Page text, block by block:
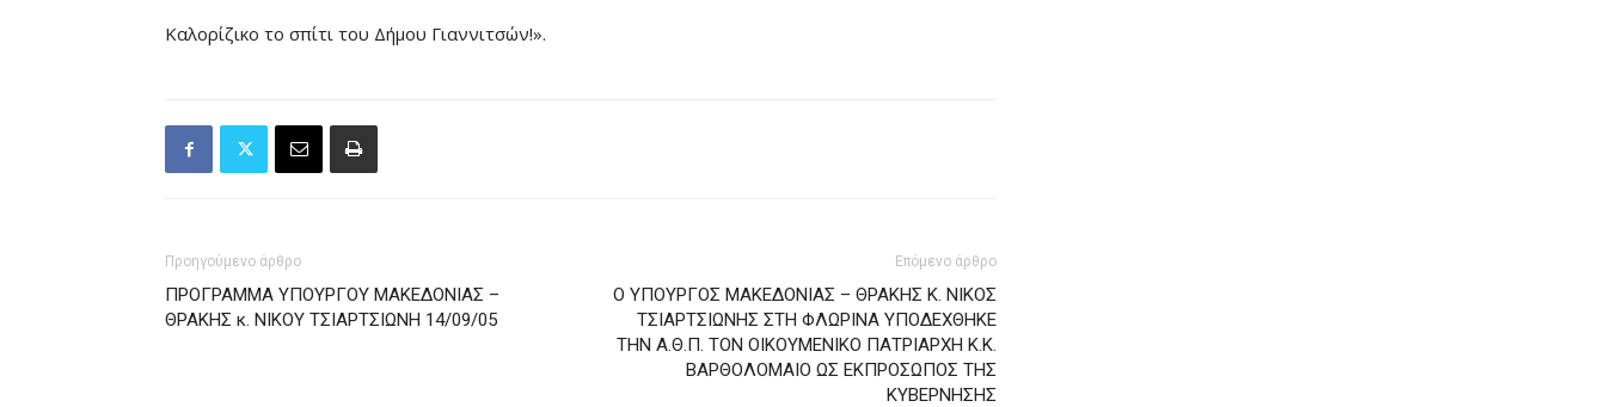
Καλορίζικο το σπίτι του Δήμου Γιαννιτσών!».
Προηγούμενο άρθρο
ΠΡΟΓΡΑΜΜΑ ΥΠΟΥΡΓΟΥ ΜΑΚΕΔΟΝΙΑΣ –
ΘΡΑΚΗΣ κ. ΝΙΚΟΥ ΤΣΙΑΡΤΣΙΩΝΗ 14/09/05
Επόμενο άρθρο
O ΥΠΟΥΡΓΟΣ ΜΑΚΕΔΟΝΙΑΣ – ΘΡΑΚΗΣ Κ. ΝΙΚΟΣ
ΤΣΙΑΡΤΣΙΩΝΗΣ ΣΤΗ ΦΛΩΡΙΝΑ ΥΠΟΔΕΧΘΗΚΕ
ΤΗΝ Α.Θ.Π. ΤΟΝ ΟΙΚΟΥΜΕΝΙΚΟ ΠΑΤΡΙΑΡΧΗ Κ.Κ.
ΒΑΡΘΟΛΟΜΑΙΟ ΩΣ ΕΚΠΡΟΣΩΠΟΣ ΤΗΣ
ΚΥΒΕΡΝΗΣΗΣ